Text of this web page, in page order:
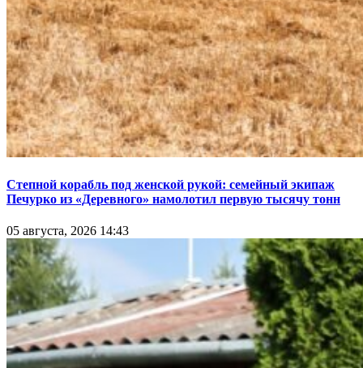
Степной корабль под женской рукой: семейный экипаж
Печурко из «Деревного» намолотил первую тысячу тонн
05 августа, 2026 14:43